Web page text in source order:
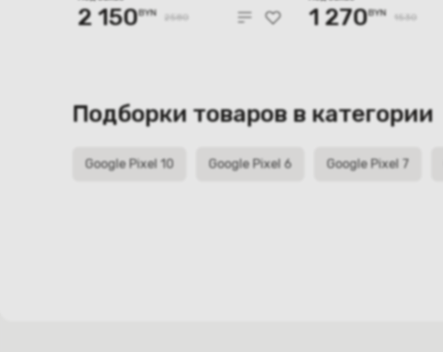
2 150BYN 2580 1 270BYN 1530
Подборки товаров в категории
Google Pixel 10 Google Pixel 6 Google Pixel 7